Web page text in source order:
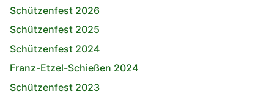
Schützenfest 2026
Schützenfest 2025
Schützenfest 2024
Franz-Etzel-Schießen 2024
Schützenfest 2023